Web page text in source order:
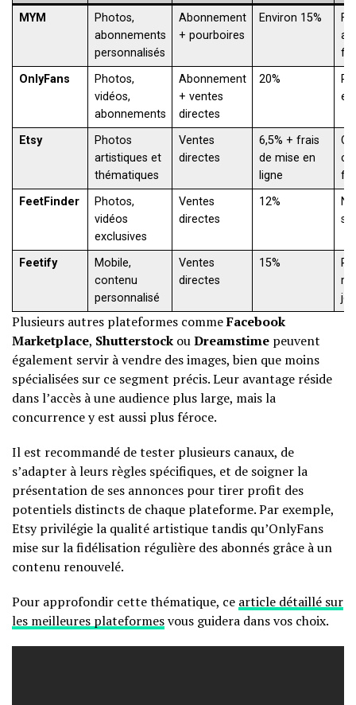
MYM
Photos,
abonnements
personnalisés
Abonnement
+ pourboires
Environ 15%
OnlyFans
Photos,
vidéos,
abonnements
Abonnement
+ ventes
directes
20%
et
Etsy
Photos
artistiques et
thématiques
Ventes
directes
6,5% + frais
de mise en
ligne
FeetFinder
Photos,
vidéos
exclusives
Ventes
directes
12%
Feetify
Mobile,
contenu
personnalisé
Ventes
directes
15%
Plusieurs autres plateformes commeFacebook
Marketplace, Shutterstock ouDreamstime peuvent
également servir à vendre des images, bien que moins
spécialisées sur ce segment précis. Leur avantage réside
dans l’accès à une audience plus large, mais la
concurrence y est aussi plus féroce.
Il est recommandé de tester plusieurs canaux, de
s’adapter à leurs règles spécifiques, et de soigner la
présentation de ses annonces pour tirer profit des
potentiels distincts de chaque plateforme. Par exemple,
Etsy privilégie la qualité artistique tandis qu’OnlyFans
mise sur la fidélisation régulière des abonnés grâce à un
contenu renouvelé.
Pour approfondir cette thématique, ce article détaillé sur
les meilleures plateformesvous guidera dans vos choix.